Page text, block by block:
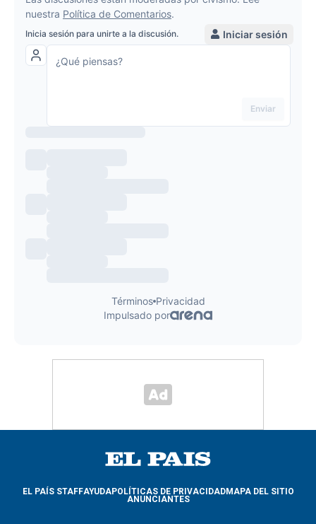
EL PAÍS STAFFAYUDAPOLÍTICAS DE PRIVACIDADMAPA DEL SITIO
ANUNCIANTES